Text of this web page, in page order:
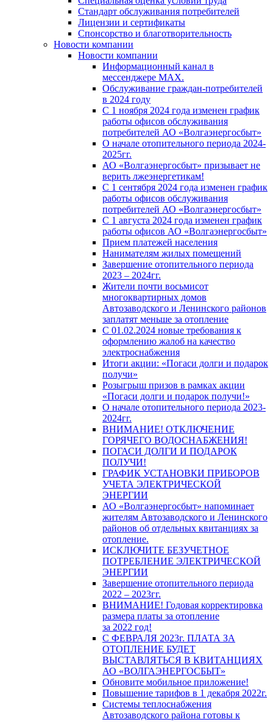
Стандарт обслуживания потребителей
Лицензии и сертификаты
Спонсорство и благотворительность
Новости компании
Новости компании
Информационный канал в
мессенджере MAX.
Обслуживание граждан-потребителей
в 2024 году
С 1 ноября 2024 года изменен график
работы офисов обслуживания
потребителей АО «Волгаэнергосбыт»
О начале отопительного периода 2024-
2025гг.
АО «Волгаэнергосбыт» призывает не
верить лжеэнергетикам!
С 1 сентября 2024 года изменен график
работы офисов обслуживания
потребителей АО «Волгаэнергосбыт»
С 1 августа 2024 года изменен график
работы офисов АО «Волгаэнергосбыт»
Прием платежей населения
Нанимателям жилых помещений
Завершение отопительного периода
2023 – 2024гг.
Жители почти восьмисот
многоквартирных домов
Автозаводского и Ленинского районов
заплатят меньше за отопление
С 01.02.2024 новые требования к
оформлению жалоб на качество
электроснабжения
Итоги акции: «Погаси долги и подарок
получи»
Розыгрыш призов в рамках акции
«Погаси долги и подарок получи!»
О начале отопительного периода 2023-
2024гг.
ВНИМАНИЕ! ОТКЛЮЧЕНИЕ
ГОРЯЧЕГО ВОДОСНАБЖЕНИЯ!
ПОГАСИ ДОЛГИ И ПОДАРОК
ПОЛУЧИ!
ГРАФИК УСТАНОВКИ ПРИБОРОВ
УЧЕТА ЭЛЕКТРИЧЕСКОЙ
ЭНЕРГИИ
АО «Волгаэнергосбыт» напоминает
жителям Автозаводского и Ленинского
районов об отдельных квитанциях за
отопление.
ИСКЛЮЧИТЕ БЕЗУЧЕТНОЕ
ПОТРЕБЛЕНИЕ ЭЛЕКТРИЧЕСКОЙ
ЭНЕРГИИ
Завершение отопительного периода
2022 – 2023гг.
ВНИМАНИЕ! Годовая корректировка
размера платы за отопление
за 2022 год!
С ФЕВРАЛЯ 2023г. ПЛАТА ЗА
ОТОПЛЕНИЕ БУДЕТ
ВЫСТАВЛЯТЬСЯ В КВИТАНЦИЯХ
АО «ВОЛГАЭНЕРГОСБЫТ»
Обновите мобильное приложение!
Повышение тарифов в 1 декабря 2022г.
Системы теплоснабжения
Автозаводского района готовы к